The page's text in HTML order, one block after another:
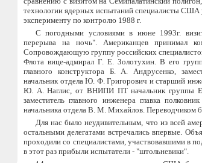
технологии ядерных испытаний специалисты
эксперименту по контролю 1988 г.
С погодными условиями в июне 1993г.
перерыва на ночь". Американцев принимал
Сопровождающую группу российских
Флота вице-адмирал Г. Е. Золотухин. В его
главного конструктора Б. А. Андрусенко,
начальник отдела Ю. Ф. Григорович и старший
Ю. А. Наглис, от ВНИПИ ПТ начальник группы
заместитель главного инженера главка
начальника отдела В. М. Михайлов. Переводчиком
Для нас было неудивительным, что из всей
остальными делегатами встречались впервые.
проходили со специалистами, участвовавшими в
в этот раз прибыли испытатели - "штольневики".